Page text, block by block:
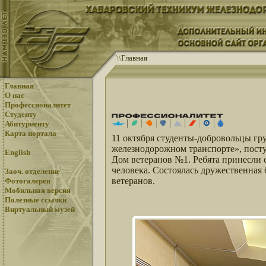
\\Главная
Главная
О нас
Профессионалитет
Студенту
Абитуриенту
Карта портала
English
Заоч. отделение
Фотогалерея
Мобильная версия
Полезные ссылки
Виртуальный музей
11 октября студенты-добровольцы
железнодорожном транспорте»,
Дом ветеранов №1. Ребята
человека. Состоялась
ветеранов.